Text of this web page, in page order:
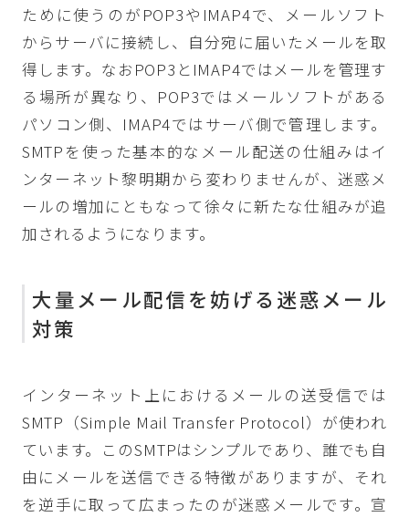
ために使うのがPOP3やIMAP4で、メールソフト
からサーバに接続し、自分宛に届いたメールを取
得します。なおPOP3とIMAP4ではメールを管理す
る場所が異なり、POP3ではメールソフトがある
パソコン側、IMAP4ではサーバ側で管理します。
SMTPを使った基本的なメール配送の仕組みはイ
ンターネット黎明期から変わりませんが、迷惑メ
ールの増加にともなって徐々に新たな仕組みが追
加されるようになります。
大量メール配信を妨げる迷惑メール
対策
インターネット上におけるメールの送受信では
SMTP（Simple Mail Transfer Protocol）が使われ
ています。このSMTPはシンプルであり、誰でも自
由にメールを送信できる特徴がありますが、それ
を逆手に取って広まったのが迷惑メールです。宣